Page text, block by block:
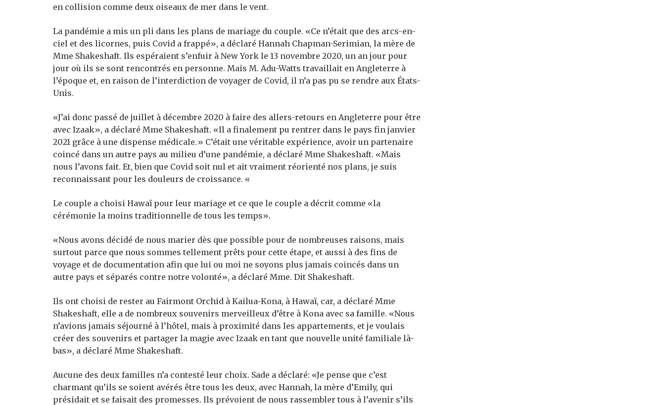
en collision comme deux oiseaux de mer dans le vent.
La pandémie a mis un pli dans les plans de mariage du couple. «Ce n’était que des arcs-en-
ciel et des licornes, puis Covid a frappé», a déclaré Hannah Chapman-Serimian, la mère de
Mme Shakeshaft. Ils espéraient s’enfuir à New York le 13 novembre 2020, un an jour pour
jour où ils se sont rencontrés en personne. Mais M. Adu-Watts travaillait en Angleterre à
l’époque et, en raison de l’interdiction de voyager de Covid, il n’a pas pu se rendre aux États-
Unis.
«J’ai donc passé de juillet à décembre 2020 à faire des allers-retours en Angleterre pour être
avec Izaak», a déclaré Mme Shakeshaft. «Il a finalement pu rentrer dans le pays fin janvier
2021 grâce à une dispense médicale.» C’était une véritable expérience, avoir un partenaire
coincé dans un autre pays au milieu d’une pandémie, a déclaré Mme Shakeshaft. «Mais
nous l’avons fait. Et, bien que Covid soit nul et ait vraiment réorienté nos plans, je suis
reconnaissant pour les douleurs de croissance. «
Le couple a choisi Hawaï pour leur mariage et ce que le couple a décrit comme «la
cérémonie la moins traditionnelle de tous les temps».
«Nous avons décidé de nous marier dès que possible pour de nombreuses raisons, mais
surtout parce que nous sommes tellement prêts pour cette étape, et aussi à des fins de
voyage et de documentation afin que lui ou moi ne soyons plus jamais coincés dans un
autre pays et séparés contre notre volonté», a déclaré Mme. Dit Shakeshaft.
Ils ont choisi de rester au Fairmont Orchid à Kailua-Kona, à Hawaï, car, a déclaré Mme
Shakeshaft, elle a de nombreux souvenirs merveilleux d’être à Kona avec sa famille. «Nous
n’avions jamais séjourné à l’hôtel, mais à proximité dans les appartements, et je voulais
créer des souvenirs et partager la magie avec Izaak en tant que nouvelle unité familiale là-
bas», a déclaré Mme Shakeshaft.
Aucune des deux familles n’a contesté leur choix. Sade a déclaré: «Je pense que c’est
charmant qu’ils se soient avérés être tous les deux, avec Hannah, la mère d’Emily, qui
présidait et se faisait des promesses. Ils prévoient de nous rassembler tous à l’avenir s’ils